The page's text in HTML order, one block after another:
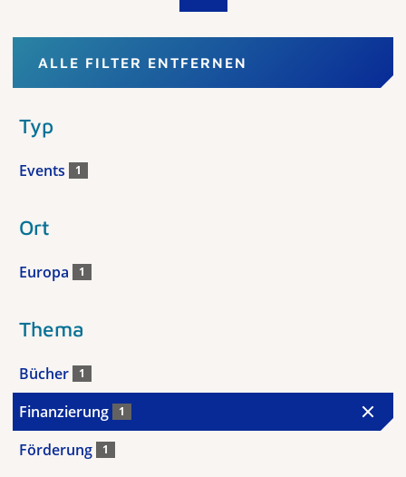
ALLE FILTER ENTFERNEN
Typ
Events 1
Ort
Europa 1
Thema
Bücher 1
Finanzierung 1
Förderung 1